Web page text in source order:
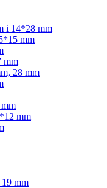
i 14*28 mm
mm
mm
28 mm
mm
mm